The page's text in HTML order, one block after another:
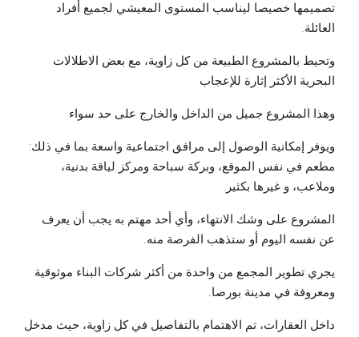
تصميمها خصيصا ليناسب المستوى المعيشي لجميع أفراد
العائلة.
وتحيط بالمشروع الطبيعة من كل زاوية، مع بعض الاطلالات
البحرية الأكثر إثارة للإعجاب
وهذا المشروع جميل من الداخل والخارج على حد سواء
ويوفر إمكانية الوصول إلى مرافق اجتماعية واسعة بما في ذلك:
مطعم في نفس الموقع، وبركة سباحة ومركز لياقة بدنية،
وملاعب، و غيرها بكثير.
المشروع على وشك الانتهاء، وأي أحد مهتم به يجب أن يعرف
عن نفسه اليوم أو ستذهب الفرصة منه.
يجري تطوير المجمع من واحدة من أكثر شركات البناء موثوقية
ومعروفة في مدينة بورصا.
داخل العقارات، تم الاهتمام بالتفاصيل في كل زاوية، حيث مدخل